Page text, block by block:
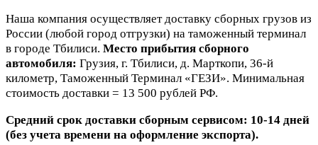
Наша компания осуществляет доставку сборных грузов из
России (любой город отгрузки) на таможенный терминал
в городе Тбилиси. Место прибытия сборного
автомобиля: Грузия, г. Тбилиси, д. Марткопи, 36-й
километр, Таможенный Терминал «ГЕЗИ». Минимальная
стоимость доставки = 13 500 рублей РФ.
Средний срок доставки сборным сервисом: 10-14 дней
(без учета времени на оформление экспорта).